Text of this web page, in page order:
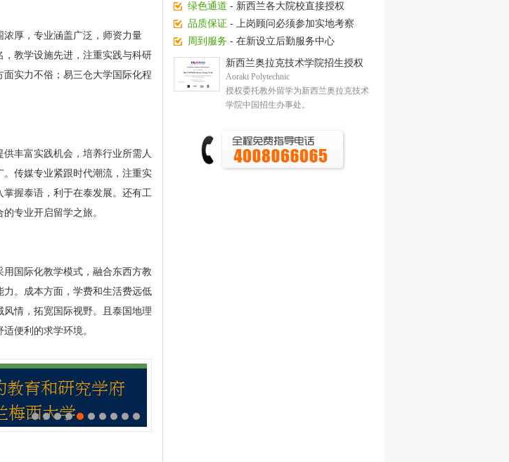
厚，专业涵盖广泛，师资力量
教学设施先进，注重实践与科研
实力不俗；易三仓大学国际化程
丰富实践机会，培养行业所需人
传媒专业紧跟时代潮流，注重实
握泰语，利于在泰发展。还有工
专业开启留学之旅。
国际化教学模式，融合东西方教
。成本方面，学费和生活费远低
情，拓宽国际视野。且泰国地理
便利的求学环境。
绿色通道 - 新西兰各大院校直接授权
品质保证 - 上岗顾问必须参加实地考察
周到服务 - 在新设立后勤服务中心